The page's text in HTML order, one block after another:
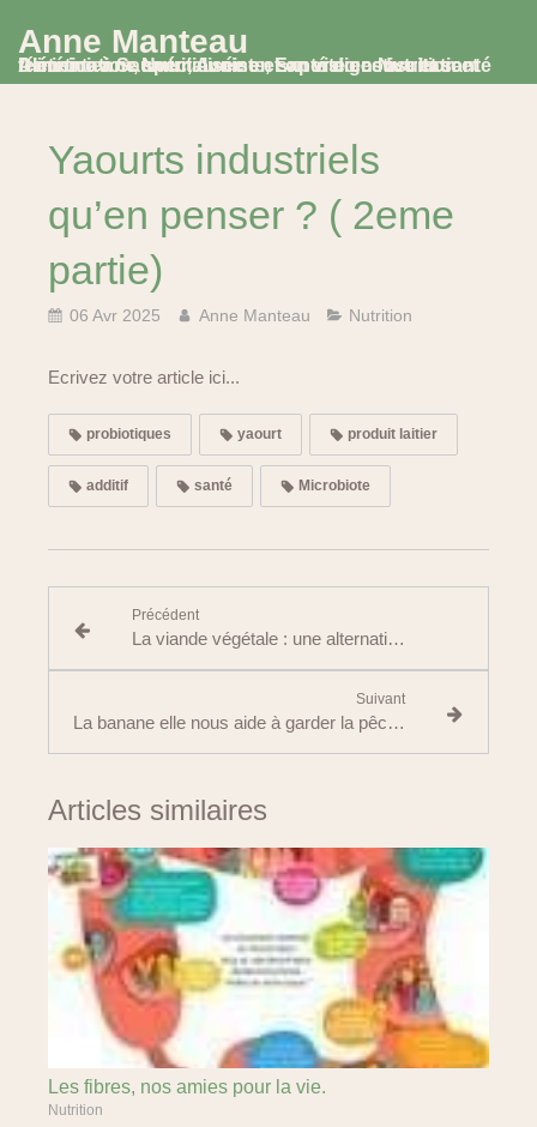
Anne Manteau
Diététicienne Nutritionniste, Experte en Nutrition et Alimentation, spécialisée en santé digestive et santé féminine à Saumur, Avoine et en visio consultation
Yaourts industriels
qu’en penser ? ( 2eme
partie)
06 Avr 2025 Anne Manteau Nutrition
Ecrivez votre article ici...
probiotiques yaourt produit laitier
additif santé Microbiote
Précédent
La viande végétale : une alternative saine ou un produit ultra-transformé ?
Suivant
La banane elle nous aide à garder la pêche
Articles similaires
Les fibres, nos amies pour la vie.
Nutrition